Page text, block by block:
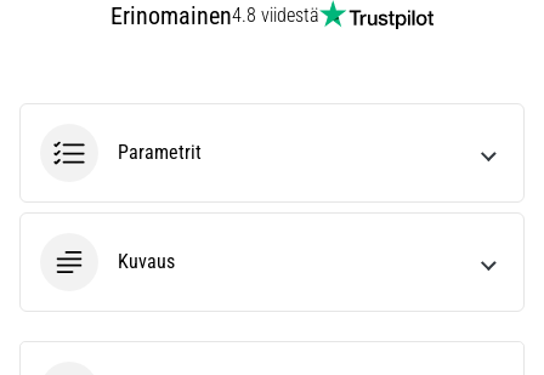
Erinomainen4.8 viidestä
Parametrit
Kuvaus